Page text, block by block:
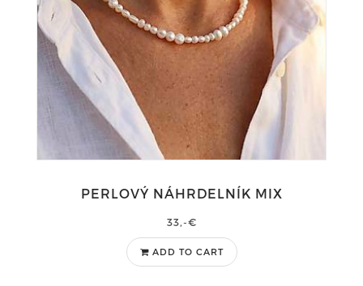
PERLOVÝ NÁHRDELNÍK MIX
33,-€
ADD TO CART